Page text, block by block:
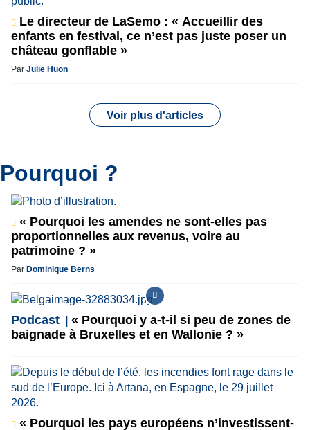
Le directeur de LaSemo : « Accueillir des
enfants en festival, ce n’est pas juste poser un
château gonflable »
Par Julie Huon
Voir plus d'articles
Pourquoi ?
« Pourquoi les amendes ne sont-elles pas
proportionnelles aux revenus, voire au
patrimoine ? »
Par Dominique Berns
Podcast
« Pourquoi y a-t-il si peu de zones de
baignade à Bruxelles et en Wallonie ? »
« Pourquoi les pays européens n’investissent-